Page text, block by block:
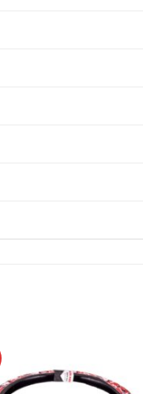
επιθυμιών